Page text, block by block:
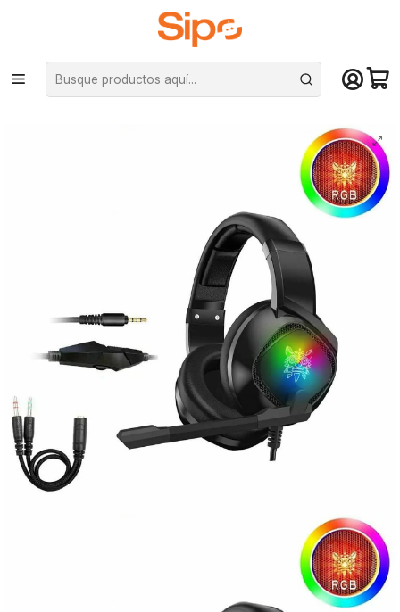
¡Compra hasta mediodía y recibe hoy! De lunes a sábado en el gran
Santiago. Envío gratis desde $29.990
Inicio Computación y Gamers Audífonos
Audífonos gamer profesional RGB Onikuma K19 - negro